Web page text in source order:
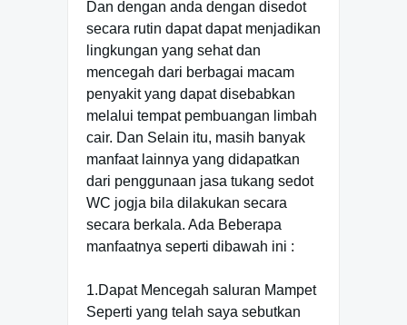
Dan dengan anda dengan disedot
secara rutin dapat dapat menjadikan
lingkungan yang sehat dan
mencegah dari berbagai macam
penyakit yang dapat disebabkan
melalui tempat pembuangan limbah
cair. Dan Selain itu, masih banyak
manfaat lainnya yang didapatkan
dari penggunaan jasa tukang sedot
WC jogja bila dilakukan secara
secara berkala. Ada Beberapa
manfaatnya seperti dibawah ini :
1.Dapat Mencegah saluran Mampet
Seperti yang telah saya sebutkan